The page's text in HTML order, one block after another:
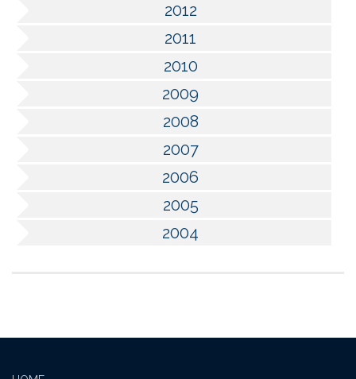
2012
2011
2010
2009
2008
2007
2006
2005
2004